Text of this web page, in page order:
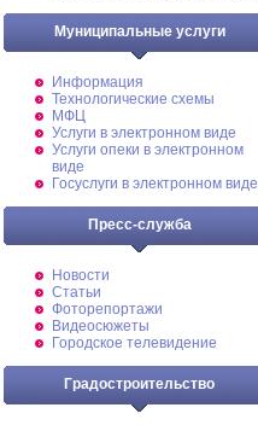
Муниципальные услуги
Информация
Технологические схемы
МФЦ
Услуги в электронном виде
Услуги опеки в электронном
виде
Госуслуги в электронном виде
Пресс-служба
Новости
Статьи
Фоторепортажи
Видеосюжеты
Городское телевидение
Градостроительство